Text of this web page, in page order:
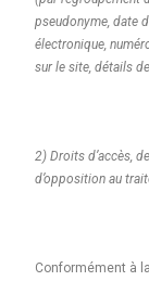
pseudonyme, date
électronique,
sur le site, détails
2) Droits d’accès,
d’opposition au
Conformément à